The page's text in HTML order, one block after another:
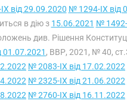
від 29.09.2020 № 1294-IX від
в дію з 15.06.2021 № 1492-
див. Рішення
01.07.2021 , ВВР, 2021, № 40,
№ 2083-IX від 17.02.2022
№ 2325-IX від 21.06.2022
№ 2760-IX від 16.11.2022